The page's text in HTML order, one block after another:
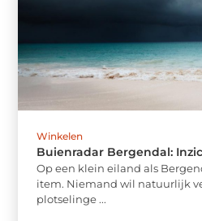
Winkelen
Buienradar Bergendal:
Op een klein eiland als
item. Niemand wil natuurlijk
plotselinge ...